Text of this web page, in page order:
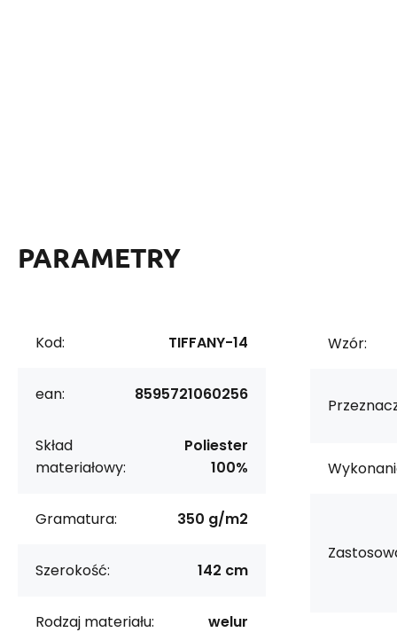
PARAMETRY
Kod: TIFFANY-14
ean: 8595721060256
Skład
materiałowy:
Poliester
100%
Gramatura: 350 g/m2
Szerokość: 142 cm
Rodzaj materiału: welur
Wzór: